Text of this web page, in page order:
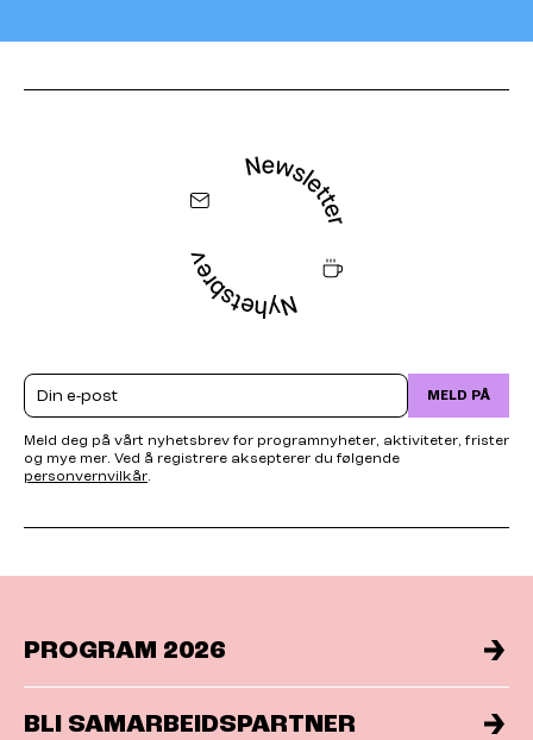
Email MELD PÅ
Meld deg på vårt nyhetsbrev for programnyheter, aktiviteter, frister
og mye mer. Ved å registrere aksepterer du følgende
personvernvilkår.
PROGRAM 2026
BLI SAMARBEIDSPARTNER